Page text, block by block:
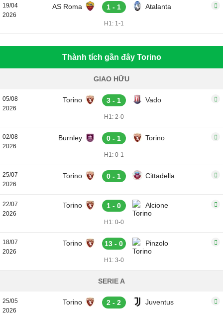
19/04
2026
AS Roma 1 - 1 Atalanta
H1: 1-1
Thành tích gần đây Torino
GIAO HỮU
05/08
2026
Torino 3 - 1 Vado
H1: 2-0
02/08
2026
Burnley 0 - 1 Torino
H1: 0-1
25/07
2026
Torino 0 - 1 Cittadella
22/07
2026
Torino 1 - 0 Alcione
H1: 0-0
18/07
2026
Torino 13 - 0 Pinzolo
H1: 3-0
SERIE A
25/05
2026
Torino 2 - 2 Juventus